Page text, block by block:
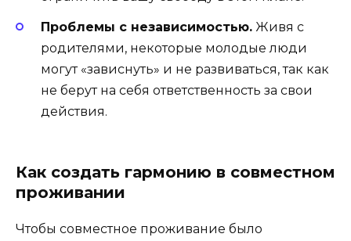
Проблемы с независимостью. Живя с
родителями, некоторые молодые люди
могут «зависнуть» и не развиваться, так как
не берут на себя ответственность за свои
действия.
Как создать гармонию в совместном
проживании
Чтобы совместное проживание было